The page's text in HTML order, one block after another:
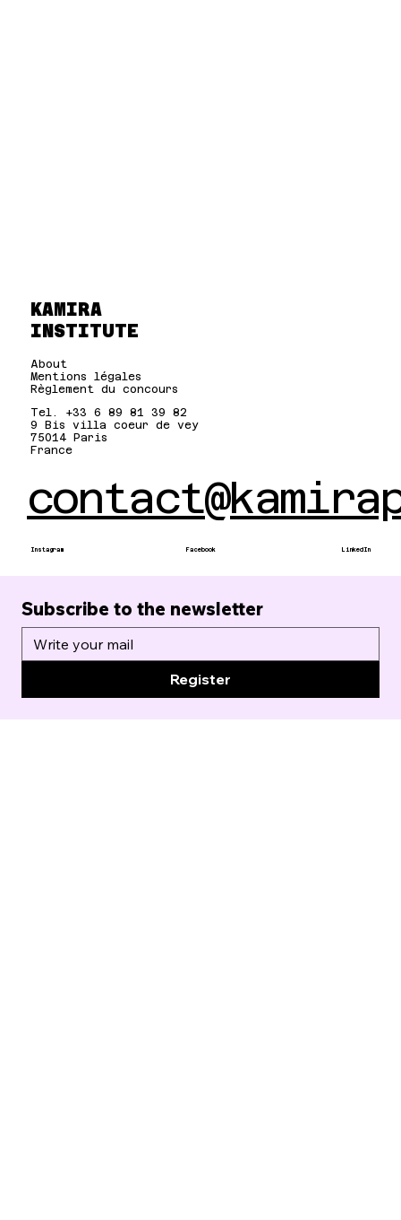
KAMIRA
INSTITUTE
Facebook
Instagram LinkedIn
About
Mentions légales
Règlement du concours
Tel. +33 6 89 81 39 82
9 Bis villa coeur de vey
75014 Paris
France
Subscribe to the newsletter
Register